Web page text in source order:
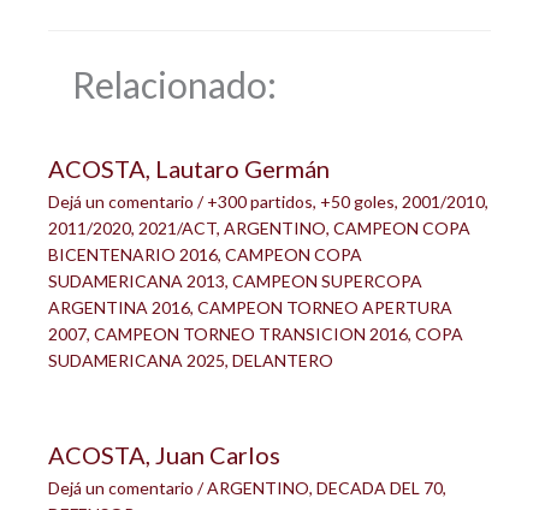
Relacionado:
ACOSTA, Lautaro Germán
Dejá un comentario /+300 partidos, +50 goles, 2001/2010,
2011/2020, 2021/ACT, ARGENTINO, CAMPEON COPA
BICENTENARIO 2016, CAMPEON COPA
SUDAMERICANA 2013, CAMPEON SUPERCOPA
ARGENTINA 2016, CAMPEON TORNEO APERTURA
2007, CAMPEON TORNEO TRANSICION 2016, COPA
SUDAMERICANA 2025, DELANTERO
ACOSTA, Juan Carlos
Dejá un comentario /ARGENTINO, DECADA DEL 70,